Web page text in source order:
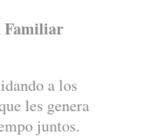
Familiar
a los
les genera
juntos.